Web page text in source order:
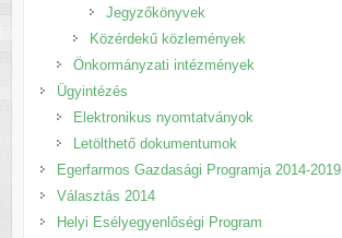
Jegyzőkönyvek
Közérdekű közlemények
Önkormányzati intézmények
Ügyintézés
Elektronikus nyomtatványok
Letölthető dokumentumok
Egerfarmos Gazdasági Programja 2014-2019
Választás 2014
Helyi Esélyegyenlőségi Program